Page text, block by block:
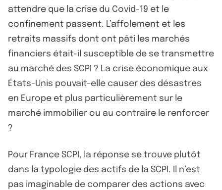
attendre que la crise du Covid-19 et le
confinement passent. L’affolement et les
retraits massifs dont ont pâti les marchés
financiers était-il susceptible de se transmettre
au marché des SCPI ? La crise économique aux
États-Unis pouvait-elle causer des désastres
en Europe et plus particulièrement sur le
marché immobilier ou au contraire le renforcer
?
Pour France SCPI, la réponse se trouve plutôt
dans la typologie des actifs de la SCPI. Il n’est
pas imaginable de comparer des actions avec